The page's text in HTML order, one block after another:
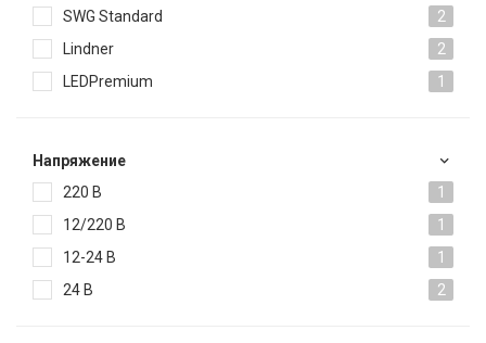
SWG Standard
2
Lindner
2
LEDPremium
1
Напряжение
220 В
1
12/220 В
1
12-24 В
1
24 В
2